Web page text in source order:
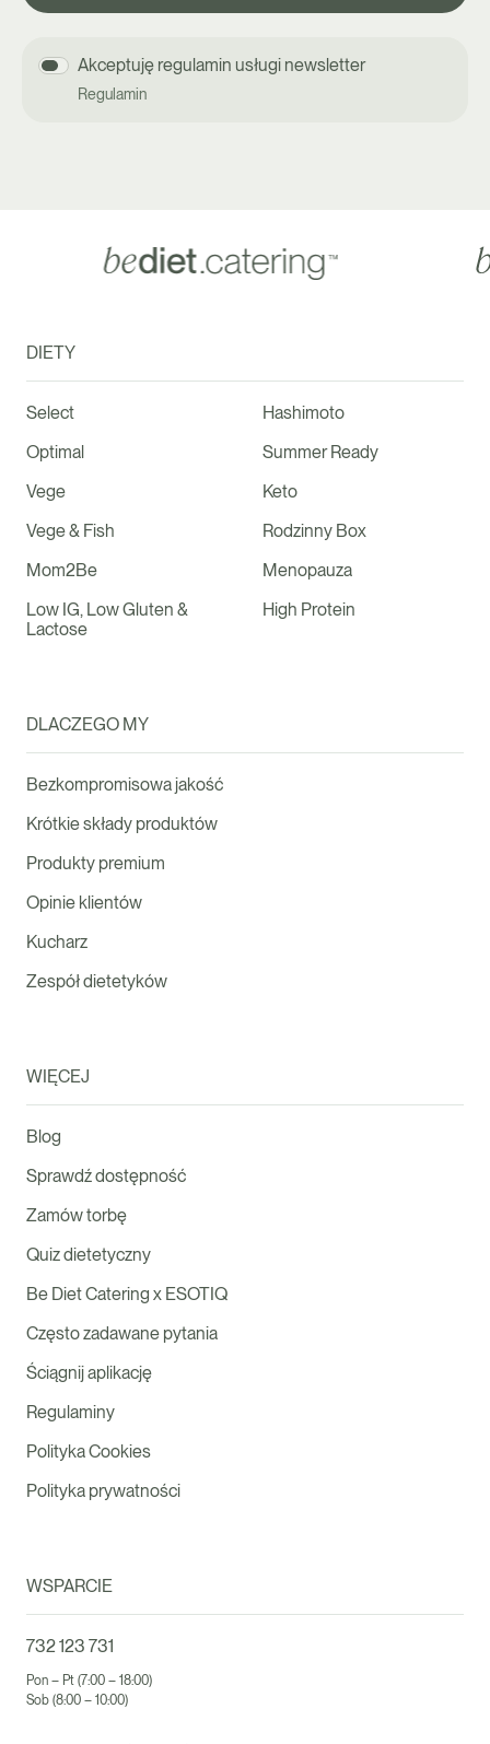
Akceptuję regulamin usługi newsletter
Regulamin
DIETY
Select
Optimal
Vege
Vege & Fish
Mom2Be
Low IG, Low Gluten &
Lactose
Hashimoto
Summer Ready
Keto
Rodzinny Box
Menopauza
High Protein
DLACZEGO MY
Bezkompromisowa jakość
Krótkie składy produktów
Produkty premium
Opinie klientów
Kucharz
Zespół dietetyków
WIĘCEJ
Blog
Sprawdź dostępność
Zamów torbę
Quiz dietetyczny
Be Diet Catering x ESOTIQ
Często zadawane pytania
Ściągnij aplikację
Regulaminy
Polityka Cookies
Polityka prywatności
WSPARCIE
732 123 731
Pon – Pt (7:00 – 18:00)
Sob (8:00 – 10:00)